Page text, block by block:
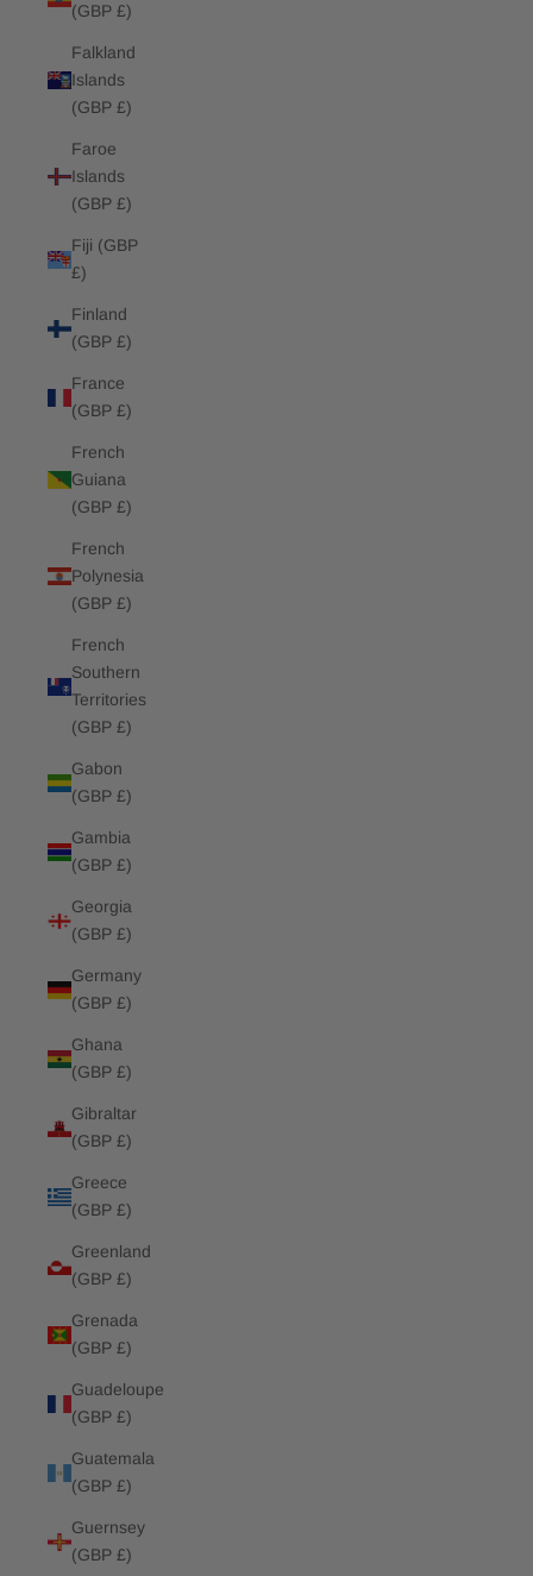
(GBP £)
Falkland
Islands
(GBP £)
Faroe
Islands
(GBP £)
Fiji (GBP
£)
Finland
(GBP £)
France
(GBP £)
French
Guiana
(GBP £)
French
Polynesia
(GBP £)
French
Southern
Territories
(GBP £)
Gabon
(GBP £)
Gambia
(GBP £)
Georgia
(GBP £)
Germany
(GBP £)
Ghana
(GBP £)
Gibraltar
(GBP £)
Greece
(GBP £)
Greenland
(GBP £)
Grenada
(GBP £)
Guadeloupe
(GBP £)
Guatemala
(GBP £)
Guernsey
(GBP £)